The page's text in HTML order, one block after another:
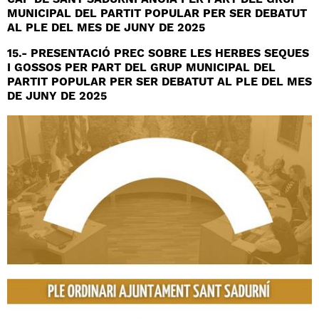
MUNICIPAL DEL PARTIT POPULAR PER SER DEBATUT
AL PLE DEL MES DE JUNY DE 2025
15.- PRESENTACIÓ PREC SOBRE LES HERBES SEQUES
I GOSSOS PER PART DEL GRUP MUNICIPAL DEL
PARTIT POPULAR PER SER DEBATUT AL PLE DEL MES
DE JUNY DE 2025